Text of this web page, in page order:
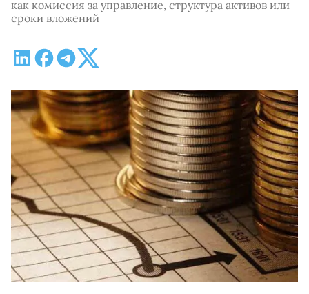
как комиссия за управление, структура активов или
сроки вложений